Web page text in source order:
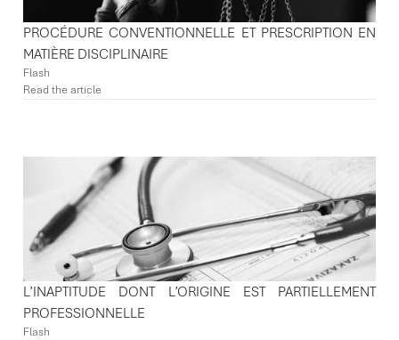
PROCÉDURE CONVENTIONNELLE ET PRESCRIPTION EN
MATIÈRE DISCIPLINAIRE
Flash
Read the article
L’INAPTITUDE DONT L’ORIGINE EST PARTIELLEMENT
PROFESSIONNELLE
Flash